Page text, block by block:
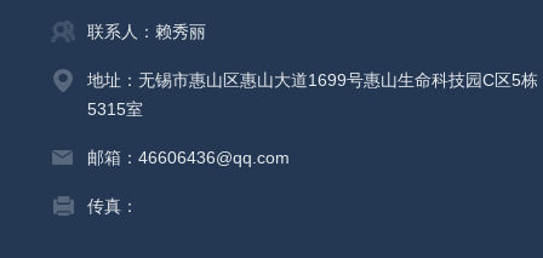
联系人：赖秀丽
地址：无锡市惠山区惠山大道1699号惠山生命科技园C区5栋
5315室
邮箱：46606436@qq.com
传真：